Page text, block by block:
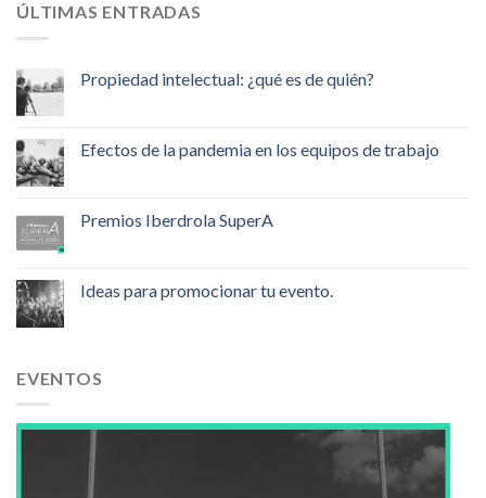
ÚLTIMAS ENTRADAS
Propiedad intelectual: ¿qué es de quién?
Efectos de la pandemia en los equipos de trabajo
Premios Iberdrola SuperA
Ideas para promocionar tu evento.
EVENTOS